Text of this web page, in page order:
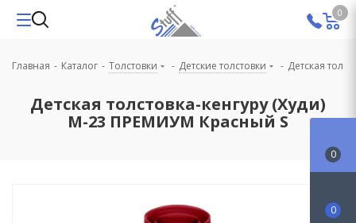
0
Детская толстовка-кенгуру (Худи)
М-23 ПРЕМИУМ Красный S
Главная - Каталог - Толстовки - Детские толстовки - Детская
0
0